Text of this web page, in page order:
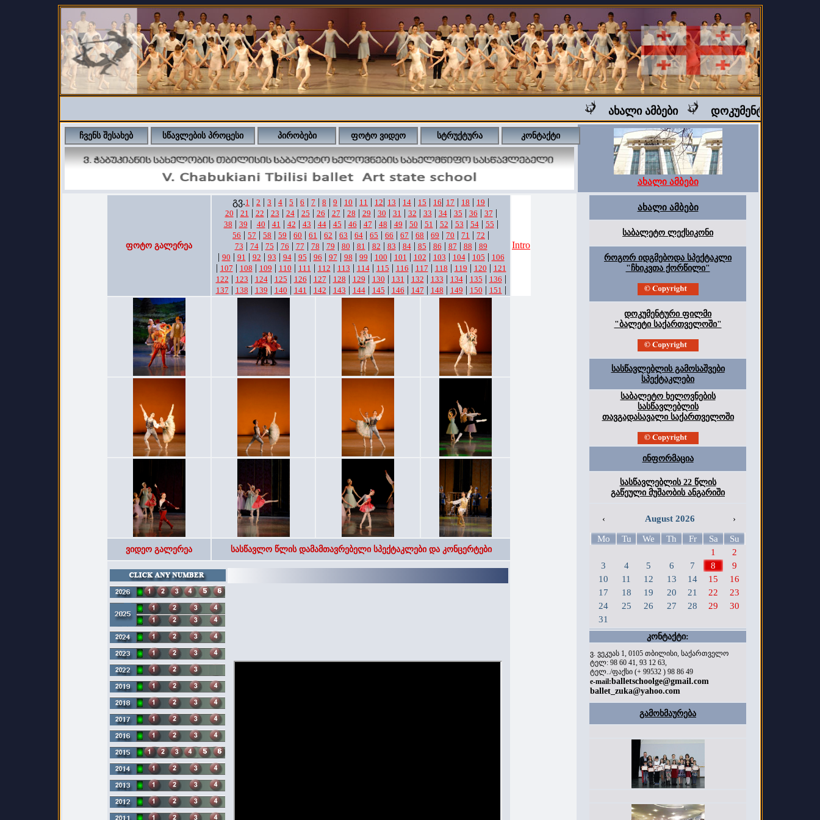
ახალი ამბები დოკუმენტური ფილმი
ჩვენს შესახებ სწავლების პროცესი პირობები ფოტო ვიდეო სტრუქტურა კონტაქტი
ახალი ამბები
ფოტო გალერეა
გვ.1 | 2 | 3 | 4 | 5 | 6 | 7 | 8 | 9 | 10 | 11 | 12| 13 | 14 | 15 | 16| 17 | 18 | 19 |
20 | 21 | 22 | 23 | 24| 25 | 26 | 27 | 28 | 29 | 30 | 31 | 32 | 33 | 34| 35 | 36 | 37 |
38 | 39 | 40 | 41 | 42 | 43 | 44| 45 | 46 | 47 | 48 | 49 | 50 | 51 | 52 | 53 | 54| 55 |
56 | 57 | 58 | 59 | 60 | 61 | 62 | 63 | 64 | 65 | 66 | 67 | 68 | 69 | 70 | 71 | 72 |
73 | 74| 75 | 76 | 77 | 78 | 79 | 80 | 81 | 82 | 83 | 84| 85 | 86 | 87 | 88 | 89
| 90 | 91 | 92 | 93 | 94| 95 | 96 | 97 | 98 | 99 | 100 | 101 | 102 | 103 | 104| 105 | 106
| 107 | 108 | 109 | 110 | 111 | 112 | 113 | 114| 115 | 116 | 117 | 118 | 119 | 120 | 121
122 | 123 | 124| 125 | 126 | 127 | 128 | 129 | 130 | 131 | 132 | 133 | 134| 135 | 136 |
137 | 138 | 139 | 140 | 141 | 142 | 143 | 144| 145 | 146 | 147 | 148 | 149 | 150 | 151 |
Intro
ვიდეო გალერეა სასწავლო წლის დამამთავრებელი სპექტაკლები და კონცერტები
ახალი ამბები
საბალეტო ლექსიკონი
როგორ იდგმებოდა სპექტაკლი
"ჩხიკვთა ქორწილი"
დოკუმენტური ფილმი
"ბალეტი საქართველოში"
სასწავლებლის გამოსაშვები
სპექტაკლები
საბალეტო ხელოვნების
სასწავლებლის
თავგადასავალი საქართველოში
ინფორმაცია
სასწავლებლის 22 წლის
გაწეული მუშაობის ანგარიში
‹ August 2026 ›
Mo Tu We Th Fr Sa
Su
1
2
3
4 5 6 7 8
9
10
11 12 13 14 15
16
17
18 19 20 21 22
23
24
25 26 27 28 29
30
31
კონტაქტი:
ვ. ვეკუას 1, 0105 თბილისი, საქართველო
ტელ: 98 60 41, 93 12 63,
ტელ../ფაქსი (+ 99532 ) 98 86 49
e-mail:balletschoolge@gmail.com
ballet_zuka@yahoo.com
გამოხმაურება